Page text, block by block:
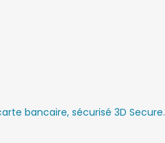
bancaire, sécurisé 3D Secure.